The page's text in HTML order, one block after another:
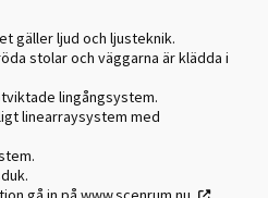
gäller ljud och ljusteknik.
stolar och väggarna är klädda i
lingångsystem.
linearraysystem med